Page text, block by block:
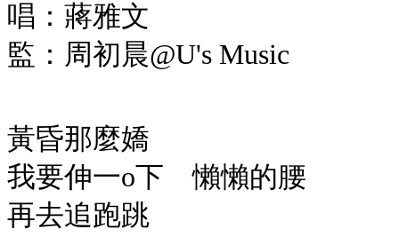
唱：蔣雅文
監：周初晨@U's Music
黃昏那麼嬌
我要伸一o下 懶懶的腰
再去追跑跳